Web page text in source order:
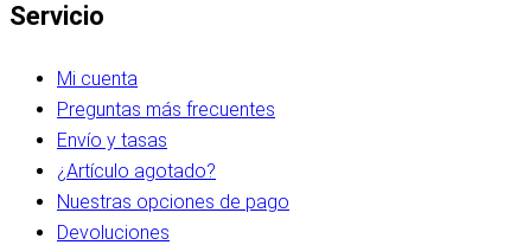
Servicio
Mi cuenta
Preguntas más frecuentes
Envío y tasas
¿Artículo agotado?
Nuestras opciones de pago
Devoluciones